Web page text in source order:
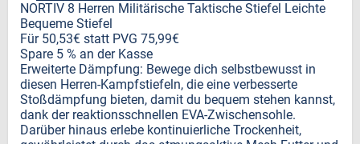
NORTIV 8 Herren Militärische Taktische Stiefel Leichte
Bequeme Stiefel
Für 50,53€ statt PVG 75,99€
Spare 5 % an der Kasse
Erweiterte Dämpfung: Bewege dich selbstbewusst in
diesen Herren-Kampfstiefeln, die eine verbesserte
Stoßdämpfung bieten, damit du bequem stehen kannst,
dank der reaktionsschnellen EVA-Zwischensohle.
Darüber hinaus erlebe kontinuierliche Trockenheit,